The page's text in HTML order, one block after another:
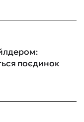
поєдинок